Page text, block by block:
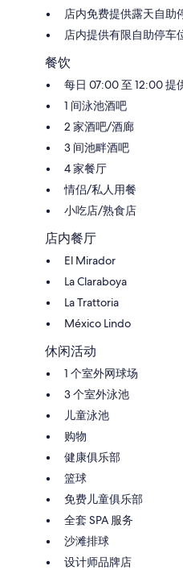
店内免费提供露天自助
店内提供有限自助停车
餐饮
每日 07:00 至 12:00 提
1 间泳池酒吧
2 家酒吧/酒廊
3 间池畔酒吧
4 家餐厅
情侣/私人用餐
小吃店/熟食店
店内餐厅
El Mirador
La Claraboya
La Trattoria
México Lindo
休闲活动
1 个室外网球场
3 个室外泳池
儿童泳池
购物
健康俱乐部
篮球
免费儿童俱乐部
全套 SPA 服务
沙滩排球
设计师品牌店